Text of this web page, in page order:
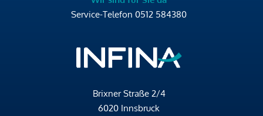
Service-Telefon 0512 584380
Brixner Straße 2/4
6020 Innsbruck